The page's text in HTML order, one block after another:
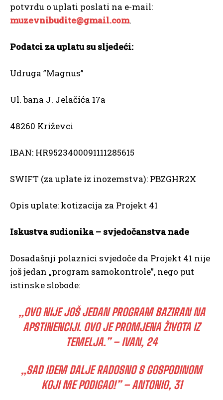
potvrdu o uplati poslati na e-mail:
muzevnibudite@gmail.com.
Podatci za uplatu su sljedeći:
Udruga ”Magnus”
Ul. bana J. Jelačića 17a
48260 Križevci
IBAN: HR9523400091111285615
SWIFT (za uplate iz inozemstva): PBZGHR2X
Opis uplate: kotizacija za Projekt 41
Iskustva sudionika – svjedočanstva nade
Dosadašnji polaznici svjedoče da Projekt 41 nije
još jedan „program samokontrole”, nego put
istinske slobode:
„OVO NIJE JOŠ JEDAN PROGRAM BAZIRAN NA
APSTINENCIJI. OVO JE PROMJENA ŽIVOTA IZ
TEMELJA.” – IVAN, 24
„SAD IDEM DALJE RADOSNO S GOSPODINOM
KOJI ME PODIGAO!” – ANTONIO, 31